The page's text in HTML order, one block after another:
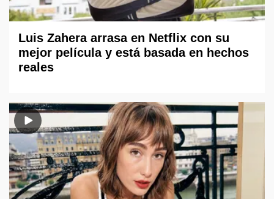
Luis Zahera arrasa en Netflix con su
mejor película y está basada en hechos
reales